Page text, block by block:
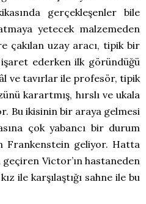
gerçekleşenler bile
yetecek malzemeden
çakılan uzay aracı, tipik bir
işaret ederken ilk göründüğü
ve tavırlar ile profesör, tipik
karartmış, hırslı ve ukala
Bu ikisinin bir araya gelmesi
çok yabancı bir durum
Frankenstein geliyor. Hatta
Victor’ın hastaneden
ile karşılaştığı sahne ile bu